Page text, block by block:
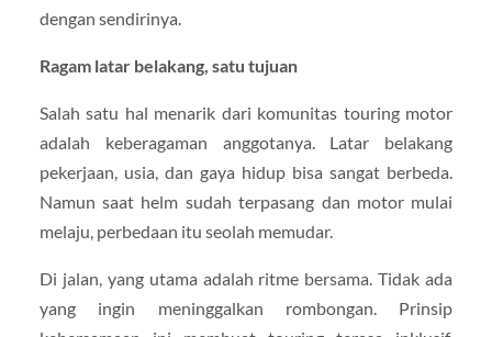
dengan sendirinya.
Ragam latar belakang, satu tujuan
Salah satu hal menarik dari komunitas touring motor
adalah keberagaman anggotanya. Latar belakang
pekerjaan, usia, dan gaya hidup bisa sangat berbeda.
Namun saat helm sudah terpasang dan motor mulai
melaju, perbedaan itu seolah memudar.
Di jalan, yang utama adalah ritme bersama. Tidak ada
yang ingin meninggalkan rombongan. Prinsip